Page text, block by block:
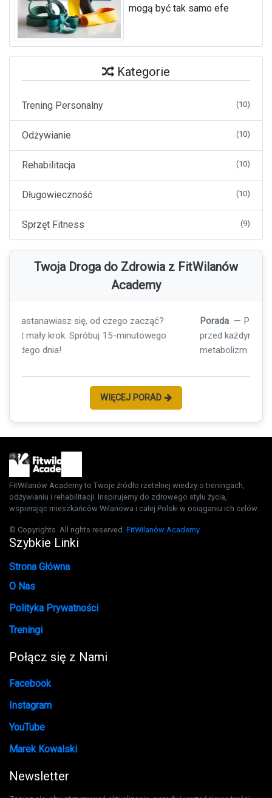
mogą być tak samo efe
Kategorie
Trening Personalny (10)
Odżywianie (10)
Rehabilitacja (10)
Długowieczność (10)
Sprzęt Fitness (9)
Twoja Droga do Zdrowia z FitWilanów
Academy
Porada— Pamiętaj o nawodnieniu! Wypij szklankę wody
przed każdym posiłkiem, aby wspierać trawienie i
metabolizm.
WIĘCEJ PORAD
FitWilanów Academy to Twoje źródło rzetelnej wiedzy o treningach,
odżywianiu i rehabilitacji. Inspirujemy do zdrowego stylu życia,
wspierając mieszkańców Wilanowa i całej Polski w osiąganiu ich celów.
© Copyrights. All rights reserved. FitWilanów Academy
Szybkie Linki
Strona Główna
O Nas
Polityka Prywatności
Treningi
Połącz się z Nami
Facebook
Instagram
YouTube
Marek Kowalski
Newsletter